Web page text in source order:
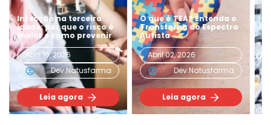
O que é TEA? Entenda o
Transtorno do Espectro
Autista
Abril 02, 2026
Dev.natusfarma
Leia agora
O papel da farmácia
especializada no
cuidado de longo prazo
Março 19, 2026
Dev.natusfarma
Leia agora